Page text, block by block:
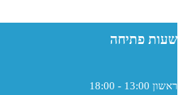
שעות פתיחה
ראשון 13:00 - 18:00